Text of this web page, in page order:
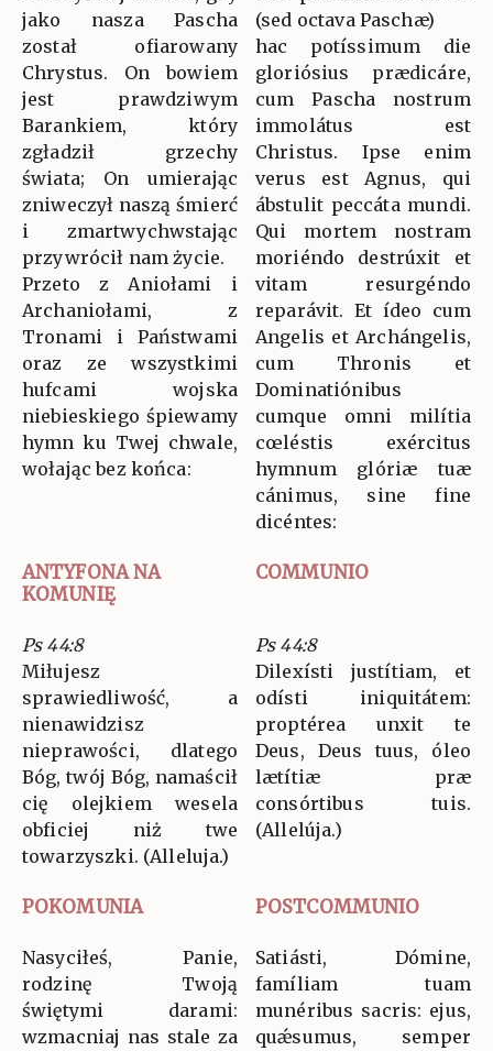
jako nasza Pascha
został ofiarowany
Chrystus. On bowiem
jest prawdziwym
Barankiem, który
zgładził grzechy
świata; On umierając
zniweczył naszą śmierć
i zmartwychwstając
przywrócił nam życie.
Przeto z Aniołami i
Archaniołami, z
Tronami i Państwami
oraz ze wszystkimi
hufcami wojska
niebieskiego śpiewamy
hymn ku Twej chwale,
wołając bez końca:
(sed octava Paschæ)
hac potíssimum die
gloriósius prædicáre,
cum Pascha nostrum
immolátus est
Christus. Ipse enim
verus est Agnus, qui
ábstulit peccáta mundi.
Qui mortem nostram
moriéndo destrúxit et
vitam resurgéndo
reparávit. Et ídeo cum
Angelis et Archángelis,
cum Thronis et
Dominatiónibus
cumque omni milítia
cœléstis exércitus
hymnum glóriæ tuæ
cánimus, sine fine
dicéntes:
ANTYFONA NA
KOMUNIĘ
COMMUNIO
Ps 44:8
Miłujesz
sprawiedliwość, a
nienawidzisz
nieprawości, dlatego
Bóg, twój Bóg, namaścił
cię olejkiem wesela
obficiej niż twe
towarzyszki. (Alleluja.)
Ps 44:8
Dilexísti justítiam, et
odísti iniquitátem:
proptérea unxit te
Deus, Deus tuus, óleo
lætítiæ præ
consórtibus tuis.
(Allelúja.)
POKOMUNIA POSTCOMMUNIO
Nasyciłeś, Panie,
rodzinę Twoją
świętymi darami:
wzmacniaj nas stale za
Satiásti, Dómine,
famíliam tuam
munéribus sacris: ejus,
quǽsumus, semper